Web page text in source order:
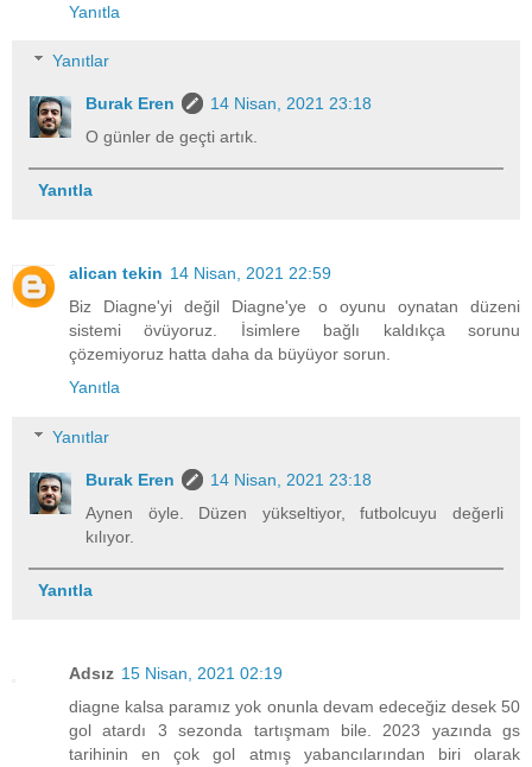
Yanıtla
Yanıtlar
Burak Eren
14 Nisan, 2021 23:18
O günler de geçti artık.
Yanıtla
alican tekin 14 Nisan, 2021 22:59
Biz Diagne'yi değil Diagne'ye o oyunu oynatan düzeni
sistemi övüyoruz. İsimlere bağlı kaldıkça sorunu
çözemiyoruz hatta daha da büyüyor sorun.
Yanıtla
Yanıtlar
Burak Eren
14 Nisan, 2021 23:18
Aynen öyle. Düzen yükseltiyor, futbolcuyu değerli
kılıyor.
Yanıtla
Adsız 15 Nisan, 2021 02:19
diagne kalsa paramız yok onunla devam edeceğiz desek 50
gol atardı 3 sezonda tartışmam bile. 2023 yazında gs
tarihinin en çok gol atmış yabancılarından biri olarak